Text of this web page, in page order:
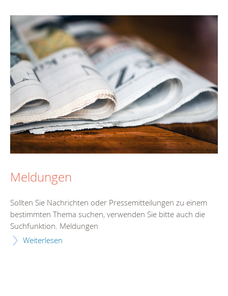
Meldungen
Sollten Sie Nachrichten oder Pressemitteilungen zu einem
bestimmten Thema suchen, verwenden Sie bitte auch die
Suchfunktion. Meldungen
Weiterlesen